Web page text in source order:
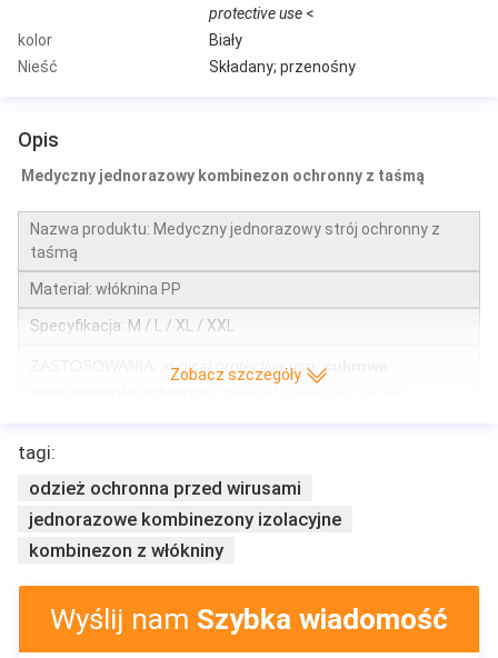
protective use <
kolor
Biały
Nieść
Składany; przenośny
Opis
Medyczny jednorazowy kombinezon ochronny z taśmą
Nazwa produktu: Medyczny jednorazowy strój ochronny z
taśmą
Materiał: włóknina PP
Specyfikacja: M / L / XL / XXL
sugical protective use;
cukrowe
Sposób użycia: noś jednorazową odzież ochronną zgodnie z
kolejnością zakładania ubrania, potem kurtki, a następnie
czapki, a na końcu taśmy
FAQ
Zobacz szczegóły
tagi:
odzież ochronna przed wirusami
jednorazowe kombinezony izolacyjne
kombinezon z włókniny
Wyślij nam Szybka wiadomość